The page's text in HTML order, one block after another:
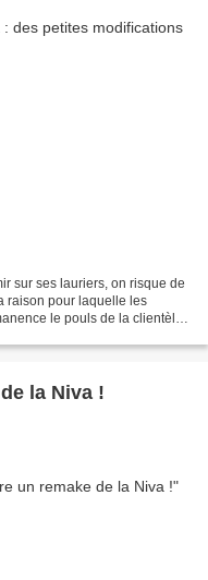
sur ses lauriers, on risque de
raison pour laquelle les
le pouls de la clientèle,
la Niva !